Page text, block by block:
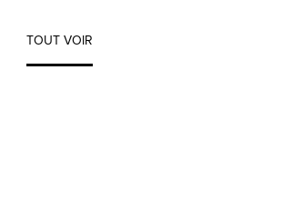
TOUT VOIR